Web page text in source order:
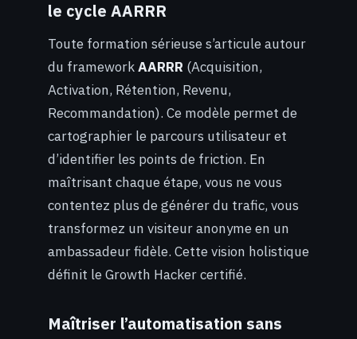
le cycle AARRR
Toute formation sérieuse s’articule autour
du frameworkAARRR (Acquisition,
Activation, Rétention, Revenu,
Recommandation). Ce modèle permet de
cartographier le parcours utilisateur et
d’identifier les points de friction. En
maîtrisant chaque étape, vous ne vous
contentez plus de générer du trafic, vous
transformez un visiteur anonyme en un
ambassadeur fidèle. Cette vision holistique
définit le Growth Hacker certifié.
Maîtriser l’automatisation sans